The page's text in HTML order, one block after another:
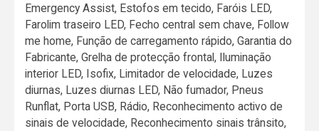
Emergency Assist, Estofos em tecido, Faróis LED,
Farolim traseiro LED, Fecho central sem chave, Follow
me home, Função de carregamento rápido, Garantia do
Fabricante, Grelha de protecção frontal, Iluminação
interior LED, Isofix, Limitador de velocidade, Luzes
diurnas, Luzes diurnas LED, Não fumador, Pneus
Runflat, Porta USB, Rádio, Reconhecimento activo de
sinais de velocidade, Reconhecimento sinais trânsito,